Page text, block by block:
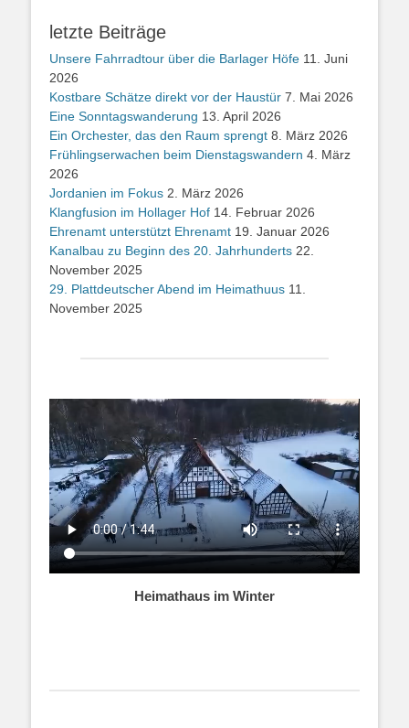
letzte Beiträge
Unsere Fahrradtour über die Barlager Höfe 11. Juni
2026
Kostbare Schätze direkt vor der Haustür 7. Mai 2026
Eine Sonntagswanderung 13. April 2026
Ein Orchester, das den Raum sprengt 8. März 2026
Frühlingserwachen beim Dienstagswandern 4. März
2026
Jordanien im Fokus 2. März 2026
Klangfusion im Hollager Hof 14. Februar 2026
Ehrenamt unterstützt Ehrenamt 19. Januar 2026
Kanalbau zu Beginn des 20. Jahrhunderts 22.
November 2025
29. Plattdeutscher Abend im Heimathuus 11.
November 2025
Heimathaus im Winter